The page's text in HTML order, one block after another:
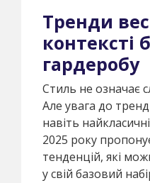
Тренди
контексті
гардеробу
Стиль не означає
Але увага до
навіть
2025 року
тенденцій, які
у свій базовий